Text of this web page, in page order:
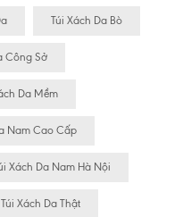
Túi Xách Da Bò
Công Sở
Da Mềm
Nam Cao Cấp
Xách Da Nam Hà Nội
Túi Xách Da Thật